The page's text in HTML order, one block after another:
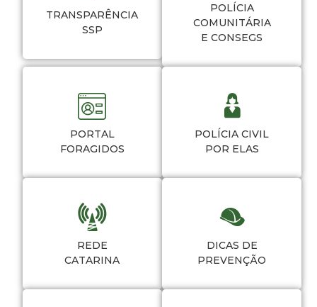
TRANSPARÊNCIA
SSP
POLÍCIA
COMUNITÁRIA
E CONSEGS
PORTAL
FORAGIDOS
POLÍCIA CIVIL
POR ELAS
REDE
CATARINA
DICAS DE
PREVENÇÃO